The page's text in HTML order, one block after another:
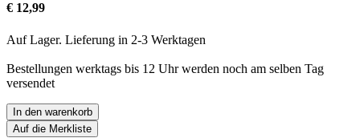
€ 12,99
Auf Lager. Lieferung in 2-3 Werktagen
Bestellungen werktags bis 12 Uhr werden noch am selben Tag
versendet
In den warenkorb
Auf die Merkliste